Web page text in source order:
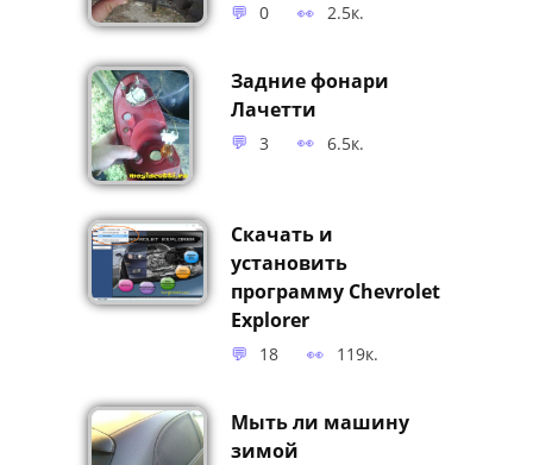
0 2.5к.
Задние фонари
Лачетти
3 6.5к.
Скачать и
установить
программу Chevrolet
Explorer
18 119к.
Мыть ли машину
зимой